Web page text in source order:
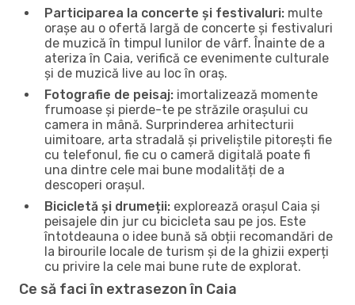
Participarea la concerte și festivaluri: multe
orașe au o ofertă largă de concerte și festivaluri
de muzică în timpul lunilor de vârf. Înainte de a
ateriza în Caia, verifică ce evenimente culturale
și de muzică live au loc în oraș.
Fotografie de peisaj: imortalizează momente
frumoase și pierde-te pe străzile orașului cu
camera in mână. Surprinderea arhitecturii
uimitoare, arta stradală și priveliștile pitorești fie
cu telefonul, fie cu o cameră digitală poate fi
una dintre cele mai bune modalități de a
descoperi orașul.
Bicicletă și drumeții: explorează orașul Caia și
peisajele din jur cu bicicleta sau pe jos. Este
întotdeauna o idee bună să obții recomandări de
la birourile locale de turism și de la ghizii experți
cu privire la cele mai bune rute de explorat.
Ce să faci în extrasezon în Caia